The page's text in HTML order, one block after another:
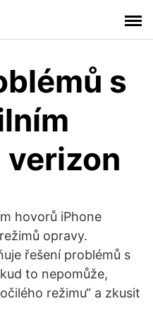
s
hovorů iPhone
opravy.
řešení problémů s
to nepomůže,
režimu“ a zkusit